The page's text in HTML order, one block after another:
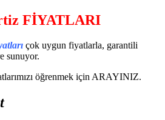
FİYATLARI
çok uygun fiyatlarla, garantili
sunuyor.
öğrenmek için ARAYINIZ.